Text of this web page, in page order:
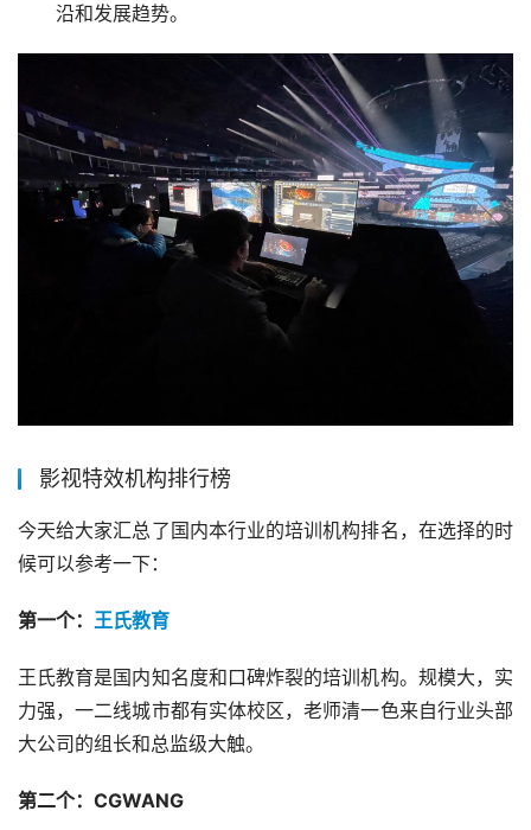
沿和发展趋势。
影视特效机构排行榜
今天给大家汇总了国内本行业的培训机构排名，在选择的时
候可以参考一下：
第一个： 王氏教育
王氏教育是国内知名度和口碑炸裂的培训机构。规模大，实
力强，一二线城市都有实体校区，老师清一色来自行业头部
大公司的组长和总监级大触。
第二个：CGWANG